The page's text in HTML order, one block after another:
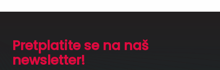
Pretplatite se na naš
newsletter!